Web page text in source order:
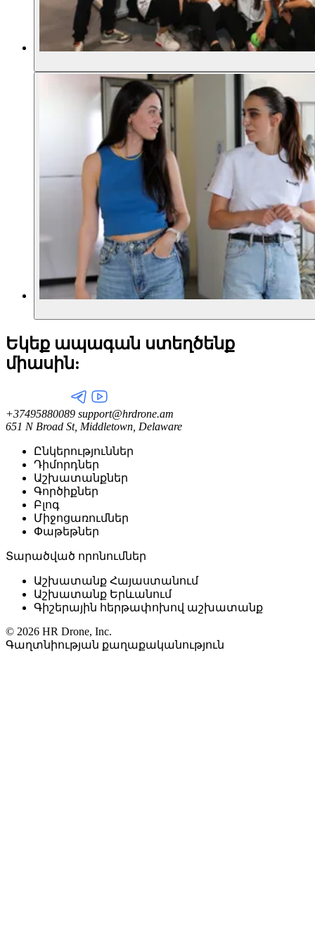
Եկեք ապագան ստեղծենք
միասին:
+37495880089 support@hrdrone.am
651 N Broad St, Middletown, Delaware
Ընկերություններ
Դիմորդներ
Աշխատանքներ
Գործիքներ
Բլոգ
Միջոցառումներ
Փաթեթներ
Տարածված որոնումներ
Աշխատանք Հայաստանում
Աշխատանք Երևանում
Գիշերային հերթափոխով աշխատանք
© 2026 HR Drone, Inc.
Գաղտնիության քաղաքականություն